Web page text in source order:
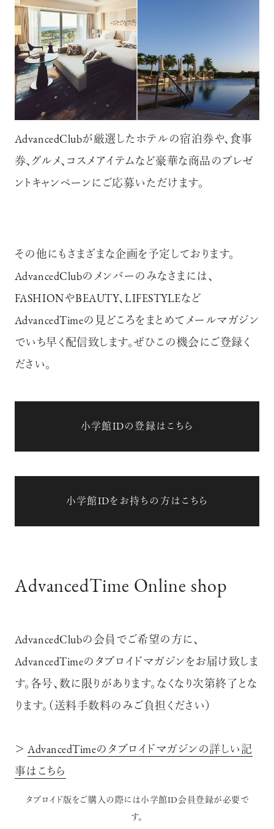
AdvancedClubが厳選したホテルの宿泊券や、食事
券、グルメ、コスメアイテムなど豪華な商品のプレゼ
ントキャンペーンにご応募いただけます。
その他にもさまざまな企画を予定しております。
AdvancedClubのメンバーのみなさまには、
FASHIONやBEAUTY、LIFESTYLEなど
AdvancedTimeの見どころをまとめてメールマガジン
でいち早く配信致します。ぜひこの機会にご登録く
ださい。
小学館IDの登録はこちら
小学館IDをお持ちの方はこちら
AdvancedTime Online shop
AdvancedClubの会員でご希望の方に、
AdvancedTimeのタブロイドマガジンをお届け致しま
す。各号、数に限りがあります。なくなり次第終了とな
ります。（送料手数料のみご負担ください）
＞ AdvancedTimeのタブロイドマガジンの詳しい記
事はこちら
タブロイド版をご購入の際には小学館ID会員登録が必要で
す。